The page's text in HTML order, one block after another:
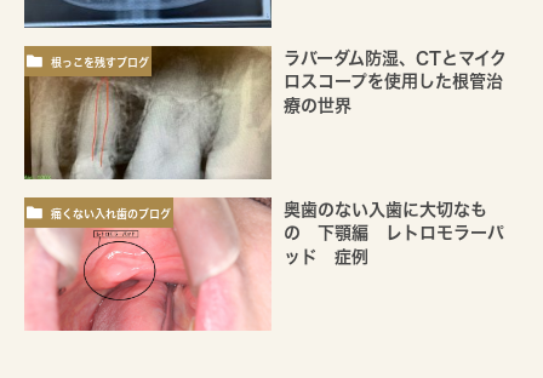
根っこを残すブログ
ラバーダム防湿、CTとマイク
ロスコープを使用した根管治
療の世界
痛くない入れ歯のブログ
奥歯のない入歯に大切なも
の 下顎編 レトロモラーパ
ッド 症例